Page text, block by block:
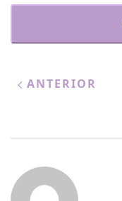
ANTERIOR